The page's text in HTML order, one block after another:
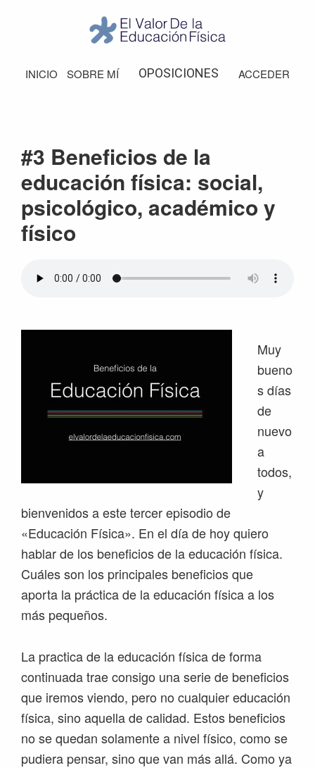
navegación
principal
barra
Valor
de
INICIO SOBRE MÍ OPOSICIONES ACCEDER
#3 Beneficios de la
educación física: social,
psicológico, académico y
físico
Muy
bueno
s días
de
nuevo
a
todos,
y
bienvenidos a este tercer episodio de
«Educación Física». En el día de hoy quiero
hablar de los beneficios de la educación física.
Cuáles son los principales beneficios que
aporta la práctica de la educación física a los
más pequeños.
La practica de la educación física de forma
continuada trae consigo una serie de beneficios
que iremos viendo, pero no cualquier educación
física, sino aquella de calidad. Estos beneficios
no se quedan solamente a nivel físico, como se
pudiera pensar, sino que van más allá. Como ya